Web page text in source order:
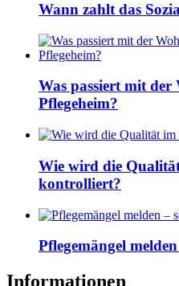
Wann zahlt das
Was passiert mit
Pflegeheim?
Wie wird die
kontrolliert?
Pflegemängel
Informationen